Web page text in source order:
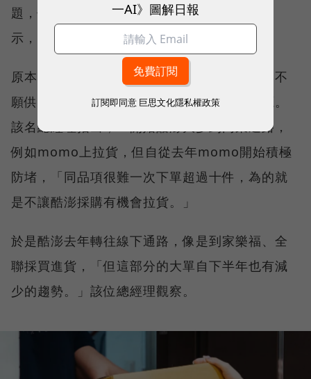
題，但據一名供應商總經理向《數位時代》表
示，酷澎現在連拉貨模式也在調整。
原本酷澎為了吸引消費者，如果遇到知名品牌不
願供貨合作，也會想辦法去其他通路拉到貨源。
該名總經理指出，一開始酷澎大多到同業通路，
例如momo上拉貨，但自從去年momo開始積極
防堵，「同品項很難一次下單超過十件，為的就
是不讓酷澎採購有機會拉貨。」
於是酷澎去年轉往線下通路，像是到家樂福、全
聯採買進貨，「但這部分的大單自下半年也有減
少的趨勢。」該位總經理觀察。
一AI》圖解日報
訂閱即同意 巨思文化隱私權政策